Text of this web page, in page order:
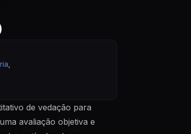
de vedação para
avaliação objetiva e